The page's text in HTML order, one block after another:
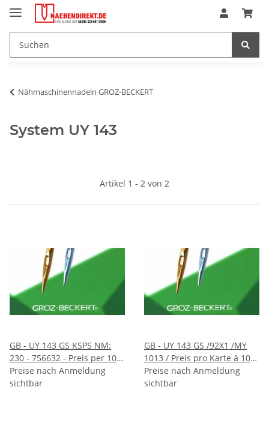
Nähmaschinennadeln GROZ-BECKERT
System UY 143
Artikel 1 - 2 von 2
GB - UY 143 GS KSPS NM:
230 - 756632 - Preis per 10
Stück - VE 100 Stück
Preise nach Anmeldung
sichtbar
GB - UY 143 GS /92X1 /MY
1013 / Preis pro Karte á 10
Nadeln / VE 10 Karten
Preise nach Anmeldung
sichtbar